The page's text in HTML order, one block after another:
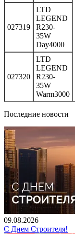
027319
LTD
LEGEND
R230-
35W
Day4000
027320
LTD
LEGEND
R230-
35W
Warm3000
Последние новости
09.08.2026
С Днем Строителя!